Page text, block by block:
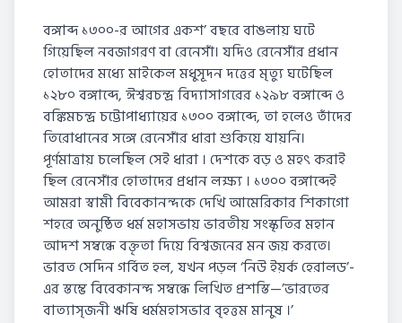
বঙ্গাব্দ ১৩০০-র আগের একশ’ বছরে বাঙলায় ঘটে
গিয়েছিল নবজাগরণ বা রেনেসাঁ। যদিও রেনেসাঁর প্রধান
হোতাদের মধ্যে মাইকেল মধুসূদন দত্তের মৃত্যু ঘটেছিল
১২৮০ বঙ্গাব্দে, ঈশ্বরচন্দ্র বিদ্যাসাগরের ১২৯৮ বঙ্গাব্দে ও
বঙ্কিমচন্দ্র চট্টোপাধ্যায়ের ১৩০০ বঙ্গাব্দে, তা হলেও তাঁদের
তিরোধানের সঙ্গে রেনেসাঁর ধারা শুকিয়ে যায়নি।
পূর্ণমাত্রায় চলেছিল সেই ধারা । দেশকে বড় ও মহৎ করাই
ছিল রেনেসাঁর হোতাদের প্রধান লক্ষ্য । ১৩০০ বঙ্গাব্দেই
আমরা স্বামী বিবেকানন্দকে দেখি আমেরিকার শিকাগো
শহরে অনুষ্ঠিত ধর্ম মহাসভায় ভারতীয় সংস্কৃতির মহান
আদশ সম্বন্ধে বক্তৃতা দিয়ে বিশ্বজনের মন জয় করতে।
ভারত সেদিন গর্বিত হল, যখন পড়ল ‘নিউ ইয়র্ক হেরালড’-
এর স্তম্ভে বিবেকানন্দ সম্বন্ধে লিখিত প্রশস্তি—’ভারতের
বাত্যাসৃজনী ঋষি ধর্মমহাসভার বৃহত্তম মানুষ ।’